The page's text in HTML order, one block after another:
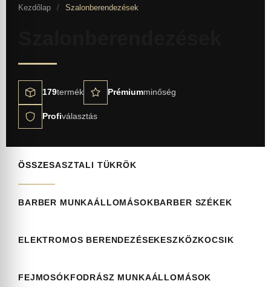
Kezdőlap / Szalonberendezések
179termék Prémiumminőség
Profiválasztás
ÖSSZESASZTALI TÜKRÖK
BARBER MUNKAÁLLOMÁSOKBARBER SZÉKEK
ELEKTROMOS BERENDEZÉSEKESZKÖZKOCSIK
FEJMOSÓKFODRÁSZ MUNKAÁLLOMÁSOK